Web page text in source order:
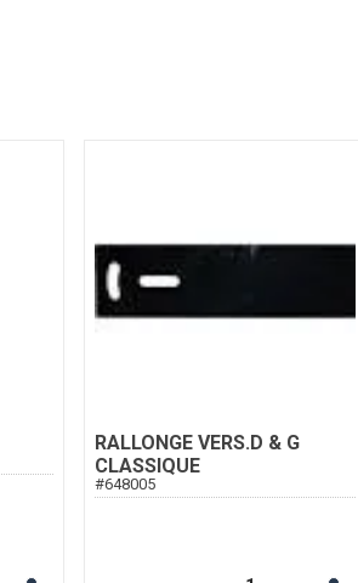
RALLONGE VERS.D & G
CLASSIQUE
#648005